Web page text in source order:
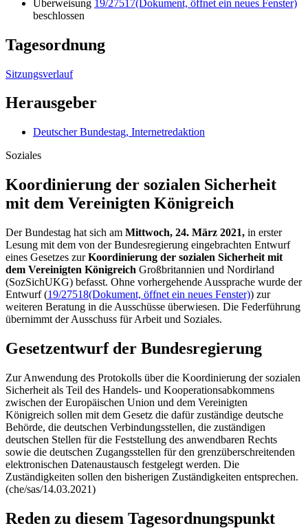
Überweisung 19/27517(Dokument, öffnet ein neues Fenster)
beschlossen
Tagesordnung
Sitzungsverlauf
Herausgeber
Deutscher Bundestag, Internetredaktion
Soziales
Koordinierung der so­zialen Sicherheit
mit dem Vereinigten Königreich
Der Bundestag hat sich am Mittwoch, 24. März 2021, in erster
Lesung mit dem von der Bundesregierung eingebrachten Entwurf
eines Gesetzes zurKoordinierung der sozialen Sicherheit mit
dem Vereinigten Königreich Großbritannien und Nordirland
(SozSichUKG) befasst. Ohne vorhergehende Aussprache wurde der
Entwurf (19/27518(Dokument, öffnet ein neues Fenster)) zur
weiteren Beratung in die Ausschüsse überwiesen. Die Federführung
übernimmt der Ausschuss für Arbeit und Soziales.
Gesetzentwurf der Bundesregierung
Zur Anwendung des Protokolls über die Koordinierung der sozialen
Sicherheit als Teil des Handels- und Kooperationsabkommens
zwischen der Europäischen Union und dem Vereinigten
Königreich sollen mit dem Gesetz die dafür zuständige deutsche
Behörde, die deutschen Verbindungsstellen, die zuständigen
deutschen Stellen für die Feststellung des anwendbaren Rechts
sowie die deutschen Zugangsstellen für den grenzüberschreitenden
elektronischen Datenaustausch festgelegt werden. Die
Zuständigkeiten sollen den bisherigen Zuständigkeiten entsprechen.
(che/sas/14.03.2021)
Reden zu diesem Tagesordnungspunkt